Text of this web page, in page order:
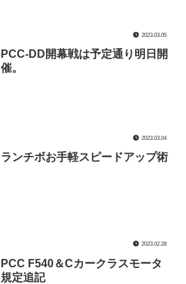
2023.03.05
PCC-DD開幕戦は予定通り明日開
催。
2023.03.04
ランチボお手軽スピードアップ術
2023.02.28
PCC F540＆Cカークラスモータ
規定追記